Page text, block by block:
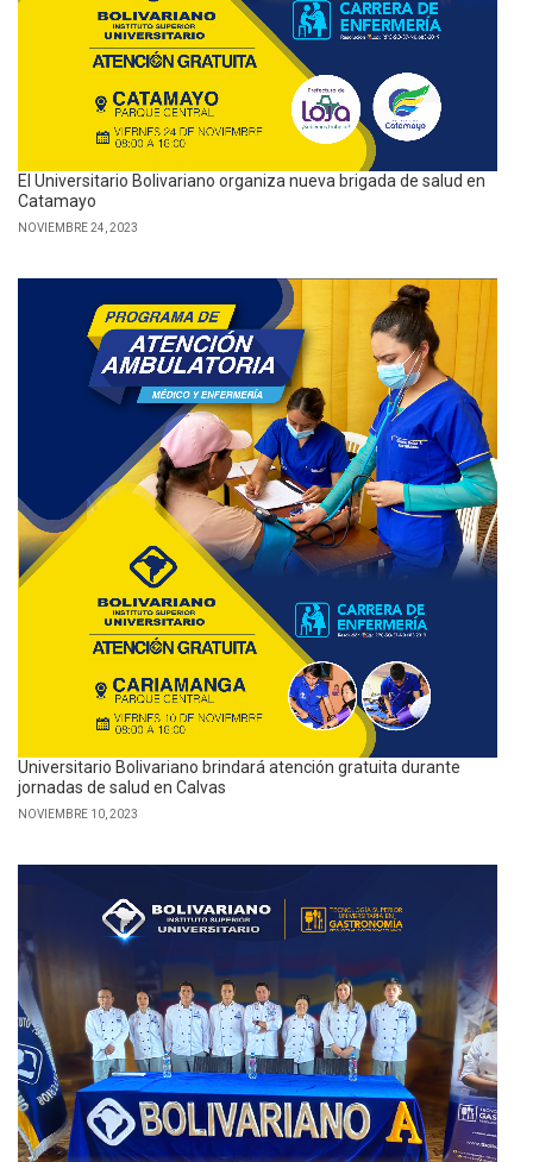
El Universitario Bolivariano organiza nueva brigada de salud en
Catamayo
NOVIEMBRE 24, 2023
Universitario Bolivariano brindará atención gratuita durante
jornadas de salud en Calvas
NOVIEMBRE 10, 2023